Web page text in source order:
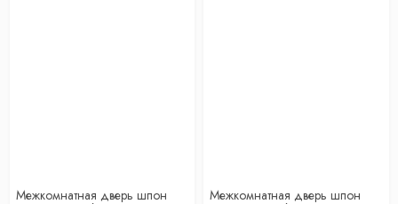
Межкомнатная дверь шпон
Межкомнатная дверь шпон